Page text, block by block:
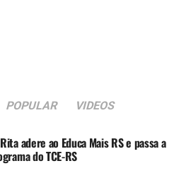
POPULAR VIDEOS
adere ao Educa Mais RS e passa a
do TCE-RS